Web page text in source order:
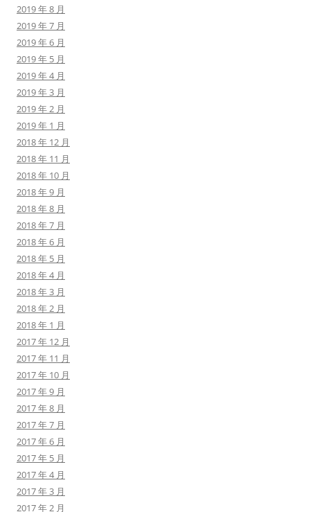
2019 年 8 月
2019 年 7 月
2019 年 6 月
2019 年 5 月
2019 年 4 月
2019 年 3 月
2019 年 2 月
2019 年 1 月
2018 年 12 月
2018 年 11 月
2018 年 10 月
2018 年 9 月
2018 年 8 月
2018 年 7 月
2018 年 6 月
2018 年 5 月
2018 年 4 月
2018 年 3 月
2018 年 2 月
2018 年 1 月
2017 年 12 月
2017 年 11 月
2017 年 10 月
2017 年 9 月
2017 年 8 月
2017 年 7 月
2017 年 6 月
2017 年 5 月
2017 年 4 月
2017 年 3 月
2017 年 2 月